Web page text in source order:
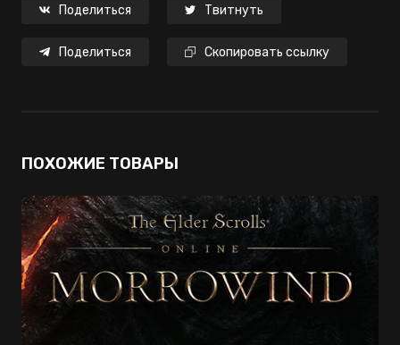
Поделиться Твитнуть
Поделиться Скопировать ссылку
ПОХОЖИЕ ТОВАРЫ